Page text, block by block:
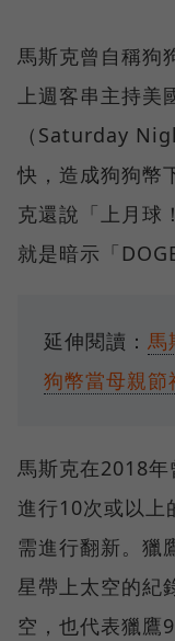
馬斯克曾自稱狗
上週客串主持美
（Saturday
快，造成狗狗幣
克還說「上月
就是暗示「
延伸閱讀： 馬
狗幣當母親節
馬斯克在2018
進行10次或以上
需進行翻新。獵
星帶上太空的紀
空，也代表獵鷹